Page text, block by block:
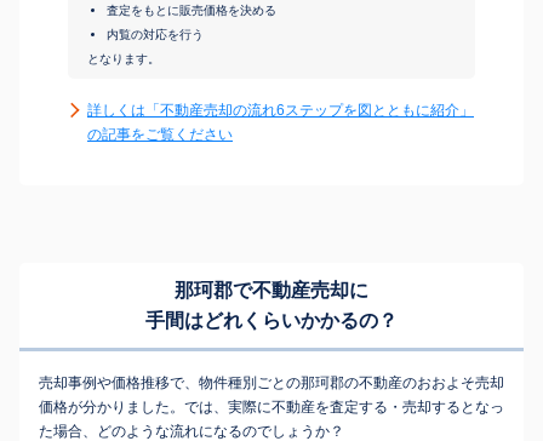
査定をもとに販売価格を決める
内覧の対応を行う
となります。
詳しくは「不動産売却の流れ6ステップを図とともに紹介」
の記事をご覧ください
那珂郡で不動産売却に
手間はどれくらいかかるの？
売却事例や価格推移で、物件種別ごとの那珂郡の不動産のおおよそ売却
価格が分かりました。では、実際に不動産を査定する・売却するとなっ
た場合、どのような流れになるのでしょうか？